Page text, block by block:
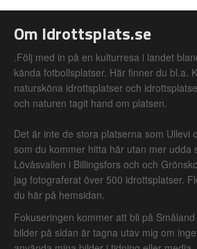
Om Idrottsplats.se
.Följ med in på en kulturresa i landet
kända fotbollsplatser. Här finner du bl.a.
natursköna idrottsplatser och
och naturen tagit hand om platsen.
Det är inte de stora platserna som Ullevi
som du kommer hitta här utan mer udda
Lövåsvallen i Billingsfors och och
jag fotograferat över 500 idrottsplatser.
du här på hemsidan.
Fokuseringen kommer att bli på
bilder på sidan är tagna utav mig om